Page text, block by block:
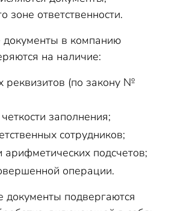
зоне ответственности.
документы в компанию
на наличие:
реквизитов (по закону №
заполнения;
сотрудников;
арифметических подсчетов;
операции.
документы подвергаются